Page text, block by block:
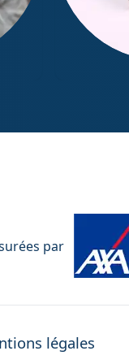
par
légales